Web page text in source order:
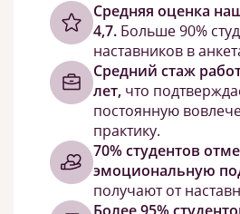
Cредняя оценка
4,7. Больше 90%
наставников в
Средний стаж
лет, что
постоянную
практику.
70% студентов
эмоциональную
получают от